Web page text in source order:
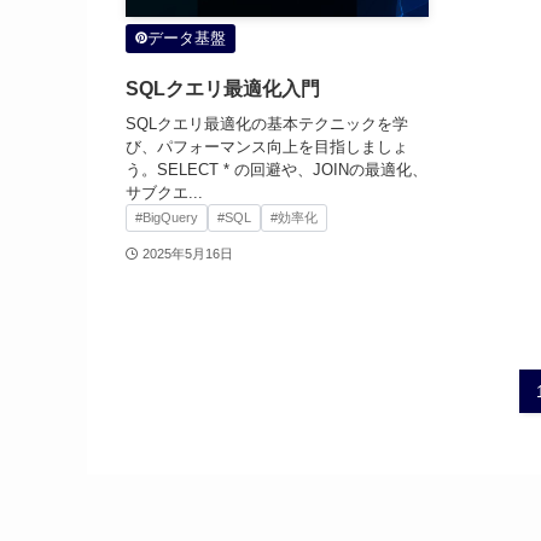
データ基盤
SQLクエリ最適化入門
SQLクエリ最適化の基本テクニックを学
び、パフォーマンス向上を目指しましょ
う。SELECT * の回避や、JOINの最適化、
サブクエ...
#BigQuery #SQL #効率化
2025年5月16日
1